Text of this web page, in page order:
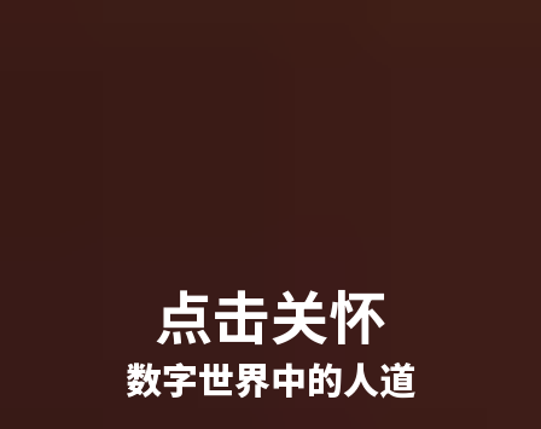
点击关怀
数字世界中的人道